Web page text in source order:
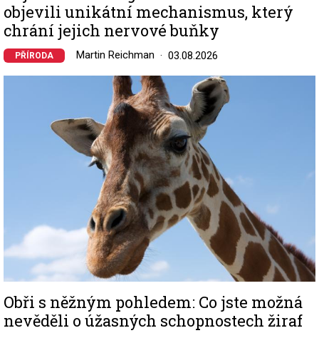
objevili unikátní mechanismus, který
chrání jejich nervové buňky
PŘÍRODA Martin Reichman 03.08.2026
Obři s něžným pohledem: Co jste možná
nevěděli o úžasných schopnostech žiraf